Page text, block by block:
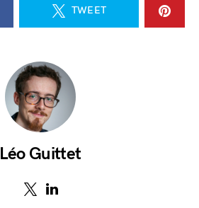
TWEET
Léo Guittet